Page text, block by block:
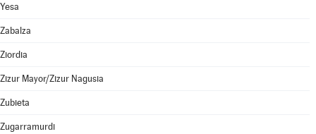
Yesa
Zabalza
Ziordia
Zizur Mayor/Zizur Nagusia
Zubieta
Zugarramurdi